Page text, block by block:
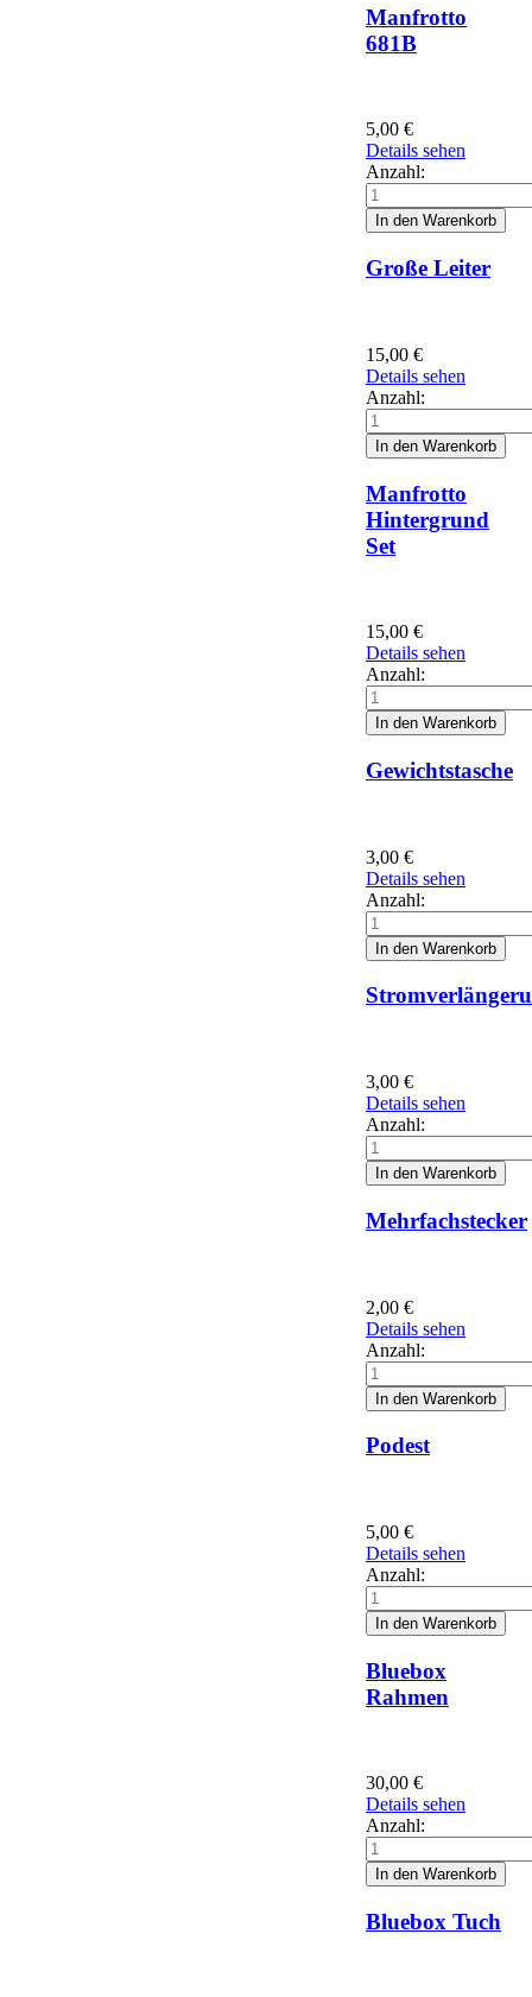
Manfrotto
681B
5,00 €
Details sehen
Anzahl:
Große Leiter
15,00 €
Details sehen
Anzahl:
Manfrotto
Hintergrund
Set
15,00 €
Details sehen
Anzahl:
Gewichtstasche
3,00 €
Details sehen
Anzahl:
3,00 €
Details sehen
Anzahl:
Mehrfachstecker
2,00 €
Details sehen
Anzahl:
Podest
5,00 €
Details sehen
Anzahl:
Bluebox
Rahmen
30,00 €
Details sehen
Anzahl:
Bluebox Tuch